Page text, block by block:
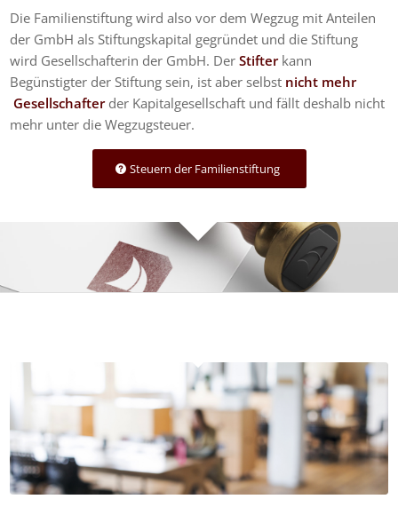
Die Familienstiftung wird also vor dem Wegzug mit Anteilen
der GmbH als Stiftungskapital gegründet und die Stiftung
wird Gesellschafterin der GmbH. DerStifterkann
Begünstigter der Stiftung sein, ist aber selbst nicht mehr
Gesellschafterder Kapitalgesellschaft und fällt deshalb nicht
mehr unter die Wegzugsteuer.
Steuern der Familienstiftung